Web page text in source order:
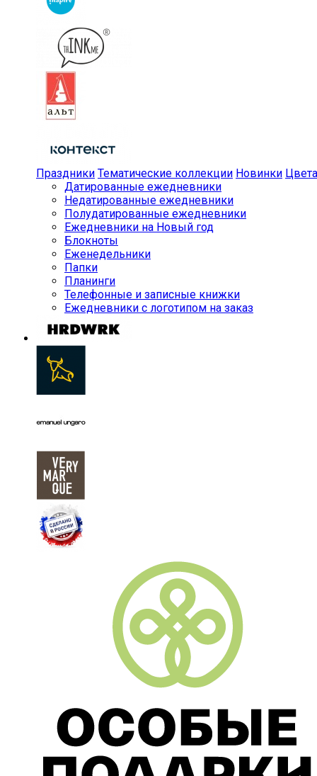
Праздники Тематические коллекции Новинки Цвета
Датированные ежедневники
Недатированные ежедневники
Полудатированные ежедневники
Ежедневники на Новый год
Блокноты
Еженедельники
Папки
Планинги
Телефонные и записные книжки
Ежедневники с логотипом на заказ